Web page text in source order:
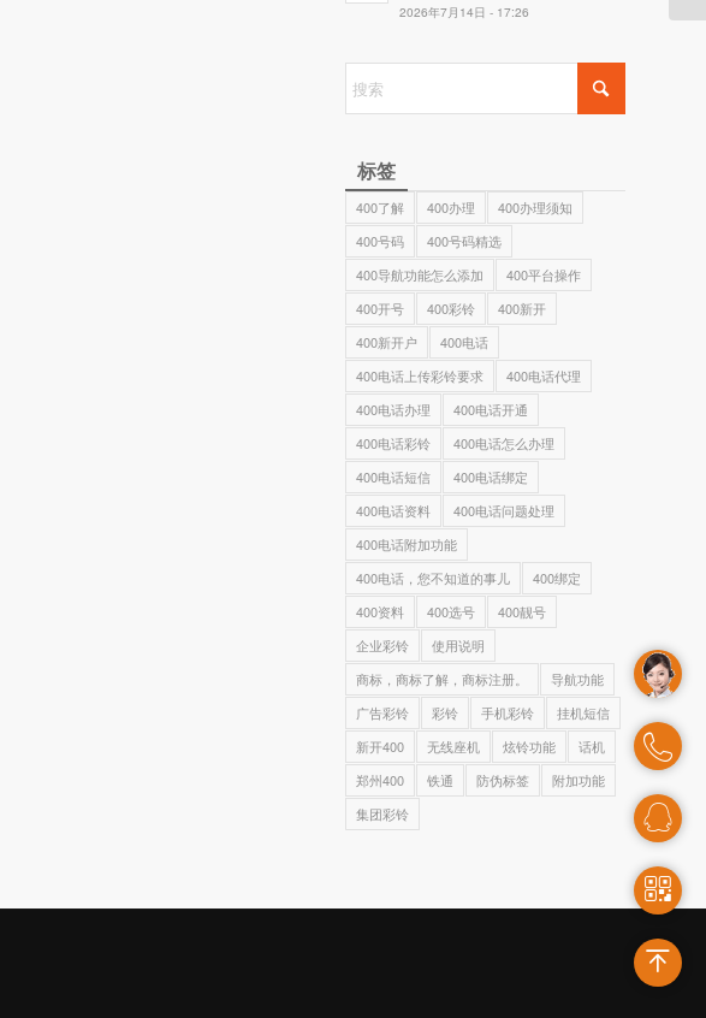
2026年7月14日 - 17:26
标签
400了解 400办理
400办理须知
400号码
400号码精选
400导航功能怎么添加
400平台操作
400开号
400彩铃
400新开
400新开户
400电话
400电话上传彩铃要求
400电话代理
400电话办理
400电话开通
400电话彩铃
400电话怎么办理
400电话短信
400电话绑定
400电话资料
400电话问题处理
400电话附加功能
400电话，您不知道的事儿
400绑定
400资料
400选号
400靓号
企业彩铃
使用说明
商标，商标了解，商标注册。
导航功能
广告彩铃
彩铃 手机彩铃
挂机短信
新开400
无线座机 炫铃功能
话机
郑州400
铁通 防伪标签
附加功能
集团彩铃